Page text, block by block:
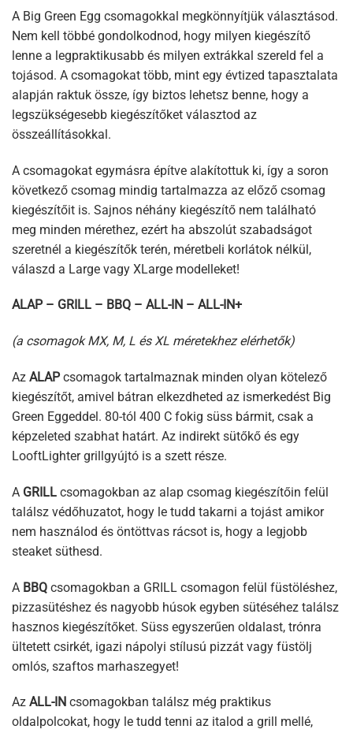
A Big Green Egg csomagokkal megkönnyítjük választásod.
Nem kell többé gondolkodnod, hogy milyen kiegészítő
lenne a legpraktikusabb és milyen extrákkal szereld fel a
tojásod. A csomagokat több, mint egy évtized tapasztalata
alapján raktuk össze, így biztos lehetsz benne, hogy a
legszükségesebb kiegészítőket választod az
összeállításokkal.
A csomagokat egymásra építve alakítottuk ki, így a soron
következő csomag mindig tartalmazza az előző csomag
kiegészítőit is. Sajnos néhány kiegészítő nem található
meg minden mérethez, ezért ha abszolút szabadságot
szeretnél a kiegészítők terén, méretbeli korlátok nélkül,
válaszd a Large vagy XLarge modelleket!
ALAP– GRILL – BBQ – ALL-IN – ALL-IN+
(a csomagok MX, M, L és XL méretekhez elérhetők)
Az ALAPcsomagok tartalmaznak minden olyan kötelező
kiegészítőt, amivel bátran elkezdheted az ismerkedést Big
Green Eggeddel. 80-tól 400 C fokig süss bármit, csak a
képzeleted szabhat határt. Az indirekt sütőkő és egy
LooftLighter grillgyújtó is a szett része.
A GRILL csomagokban az alap csomag kiegészítőin felül
találsz védőhuzatot, hogy le tudd takarni a tojást amikor
nem használod és öntöttvas rácsot is, hogy a legjobb
steaket süthesd.
A BBQ csomagokban a GRILL csomagon felül füstöléshez,
pizzasütéshez és nagyobb húsok egyben sütéséhez találsz
hasznos kiegészítőket. Süss egyszerűen oldalast, trónra
ültetett csirkét, igazi nápolyi stílusú pizzát vagy füstölj
omlós, szaftos marhaszegyet!
Az ALL-IN csomagokban találsz még praktikus
oldalpolcokat, hogy le tudd tenni az italod a grill mellé,